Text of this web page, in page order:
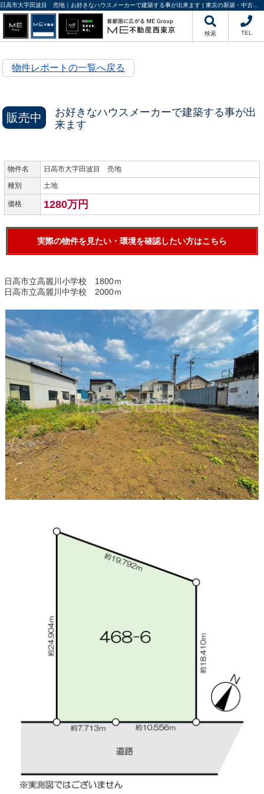
検索 TEL
物件レポートの一覧へ戻る
販売中
お好きなハウスメーカーで建築する事が出
来ます
物件名
日高市大字田波目 売地
種別
土地
価格 1280万円
実際の物件を見たい・環境を確認したい方はこちら
日高市立高麗川小学校 1800ｍ
日高市立高麗川中学校 2000ｍ